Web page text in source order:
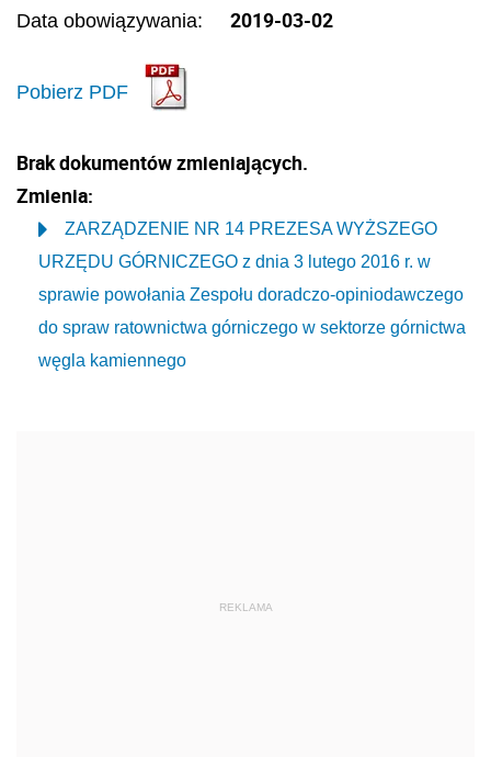
Data obowiązywania: 2019-03-02
Pobierz PDF
Brak dokumentów zmieniających.
Zmienia:
ZARZĄDZENIE NR 14 PREZESA WYŻSZEGO
URZĘDU GÓRNICZEGO z dnia 3 lutego 2016 r. w
sprawie powołania Zespołu doradczo-opiniodawczego
do spraw ratownictwa górniczego w sektorze górnictwa
węgla kamiennego